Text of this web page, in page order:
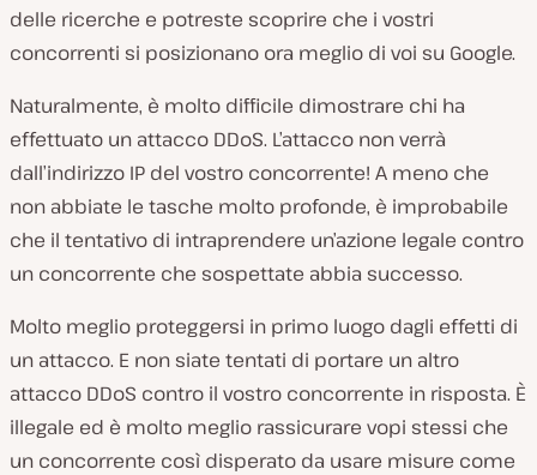
delle ricerche e potreste scoprire che i vostri
concorrenti si posizionano ora meglio di voi su Google.
Naturalmente, è molto difficile dimostrare chi ha
effettuato un attacco DDoS. L’attacco non verrà
dall’indirizzo IP del vostro concorrente! A meno che
non abbiate le tasche molto profonde, è improbabile
che il tentativo di intraprendere un’azione legale contro
un concorrente che sospettate abbia successo.
Molto meglio proteggersi in primo luogo dagli effetti di
un attacco. E non siate tentati di portare un altro
attacco DDoS contro il vostro concorrente in risposta. È
illegale ed è molto meglio rassicurare vopi stessi che
un concorrente così disperato da usare misure come